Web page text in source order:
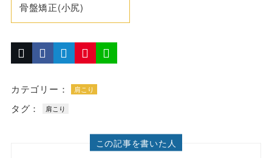
骨盤矯正(小尻)
カテゴリー： 肩こり
タグ： 肩こり
この記事を書いた人